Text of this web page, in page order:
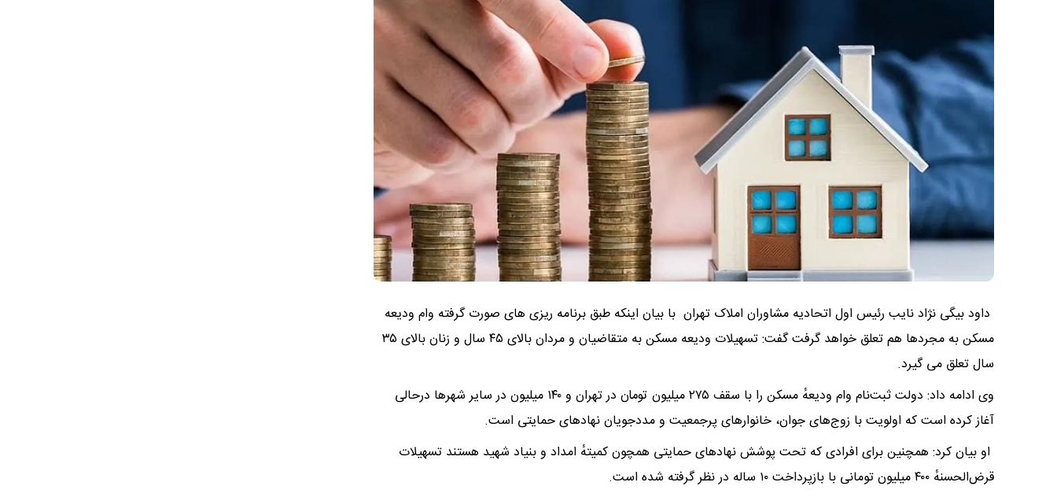
داود بیگی نژاد نایب رئیس اول اتحادیه مشاوران املاک تهران با بیان اینکه طبق برنامه ریزی های صورت گرفته وام ودیعه
مسکن به مجردها هم تعلق خواهد گرفت گفت: تسهیلات ودیعه مسکن به متقاضیان و مردان بالای ۴۵ سال و زنان بالای ۳۵
سال تعلق می گیرد.
وی ادامه داد: دولت ثبت‌نام وام ودیعهٔ مسکن را با سقف ۲۷۵ میلیون تومان در تهران و ۱۴۰ میلیون در سایر شهرها درحالی
آغاز کرده است که اولویت با زوج‌های جوان، خانوارهای پرجمعیت و مددجویان نهادهای حمایتی است.
او بیان کرد: همچنین برای افرادی که تحت پوشش نهادهای حمایتی همچون کمیتهٔ امداد و بنیاد شهید هستند تسهیلات
قرض‌الحسنهٔ ۴۰۰ میلیون تومانی با بازپرداخت ۱۰ ساله در نظر گرفته شده است.